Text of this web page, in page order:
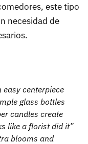
este tipo
necesidad de
easy centerpiece
glass bottles
candles create
like a florist did it”
blooms and